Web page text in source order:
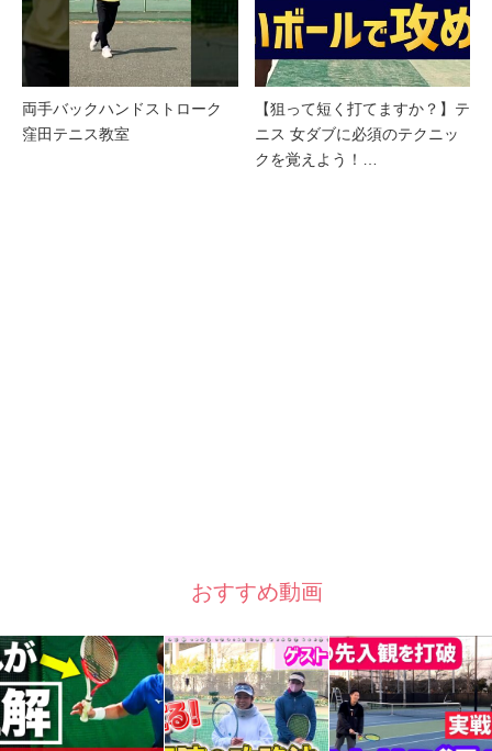
両手バックハンドストローク
窪田テニス教室
【狙って短く打てますか？】テ
ニス 女ダブに必須のテクニッ
クを覚えよう！…
おすすめ動画